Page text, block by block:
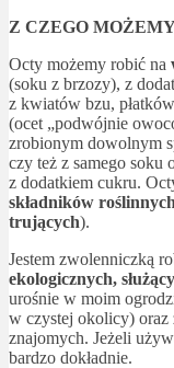
Z CZEGO
Octy możemy robić na
(soku z brzozy), z
z kwiatów bzu,
(ocet „podwójnie
zrobionym dowolnym
czy też z samego soku
z dodatkiem cukru.
składników roślinnych
trujących).
Jestem zwolenniczką
ekologicznych,
urośnie w moim
w czystej okolicy) oraz
znajomych. Jeżeli
bardzo dokładnie.